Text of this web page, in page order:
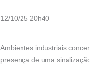
12/10/25 20h40
Ambientes industriais
presença de uma